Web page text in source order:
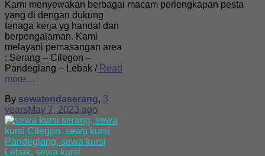
Kami menyewakan berbagai macam perlengkapan pesta
yang di dengan dukung
tenaga kerja yg handal dan
berpengalaman. Kami
melayani pemasangan area
: Serang – Cilegon –
Pandeglang – Lebak /Read
more…
By sewatendaserang, 3
years May 7, 2023 ago